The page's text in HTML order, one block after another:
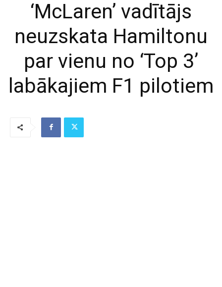
‘McLaren’ vadītājs
neuzskata Hamiltonu
par vienu no ‘Top 3’
labākajiem F1 pilotiem